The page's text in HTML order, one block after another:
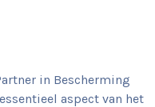
in Bescherming
aspect van het